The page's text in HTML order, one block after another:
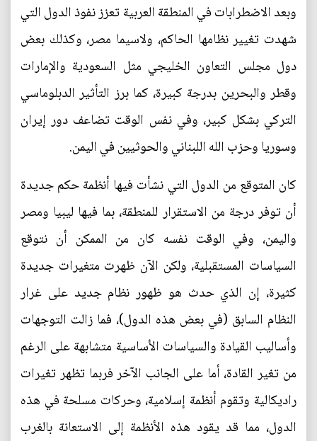
وبعد الاضطرابات في المنطقة العربية تعزز نفوذ الدول التي
شهدت تغيير نظامها الحاكم، ولاسيما مصر، وكذلك بعض
دول مجلس التعاون الخليجي مثل السعودية والإمارات
وقطر والبحرين بدرجة كبيرة، كما برز التأثير الدبلوماسي
التركي بشكل كبير، وفي نفس الوقت تضاعف دور إيران
وسوريا وحزب الله اللبناني والحوثيين في اليمن.
كان المتوقع من الدول التي نشأت فيها أنظمة حكم جديدة
أن توفر درجة من الاستقرار للمنطقة، بما فيها ليبيا ومصر
واليمن، وفي الوقت نفسه كان من الممكن أن نتوقع
السياسات المستقبلية، ولكن الآن ظهرت متغيرات جديدة
كثيرة، إن الذي حدث هو ظهور نظام جديد على غرار
النظام السابق (في بعض هذه الدول)، فما زالت التوجهات
وأساليب القيادة والسياسات الأساسية متشابهة على الرغم
من تغير القادة، أما على الجانب الآخر فربما تظهر تغيرات
راديكالية وتقوم أنظمة إسلامية، وحركات مسلحة في هذه
الدول، مما قد يقود هذه الأنظمة إلى الاستعانة بالغرب